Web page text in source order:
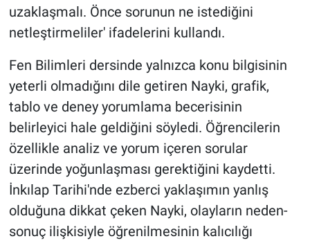
uzaklaşmalı. Önce sorunun ne istediğini
netleştirmeliler' ifadelerini kullandı.
Fen Bilimleri dersinde yalnızca konu bilgisinin
yeterli olmadığını dile getiren Nayki, grafik,
tablo ve deney yorumlama becerisinin
belirleyici hale geldiğini söyledi. Öğrencilerin
özellikle analiz ve yorum içeren sorular
üzerinde yoğunlaşması gerektiğini kaydetti.
İnkılap Tarihi'nde ezberci yaklaşımın yanlış
olduğuna dikkat çeken Nayki, olayların neden-
sonuç ilişkisiyle öğrenilmesinin kalıcılığı